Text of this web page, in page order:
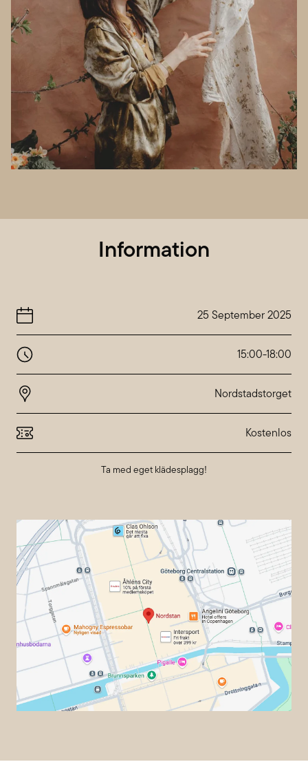
Information
25 September 2025
15:00-18:00
Nordstadstorget
Kostenlos
Ta med eget klädesplagg!